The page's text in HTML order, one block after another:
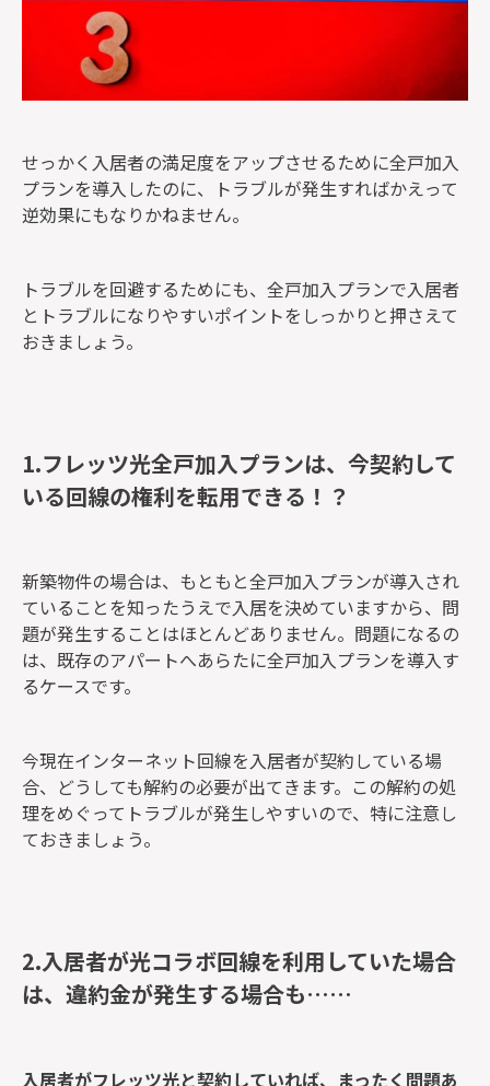
せっかく入居者の満足度をアップさせるために全戸加入
プランを導入したのに、トラブルが発生すればかえって
逆効果にもなりかねません。
トラブルを回避するためにも、全戸加入プランで入居者
とトラブルになりやすいポイントをしっかりと押さえて
おきましょう。
1.フレッツ光全戸加入プランは、今契約して
いる回線の権利を転用できる！？
新築物件の場合は、もともと全戸加入プランが導入され
ていることを知ったうえで入居を決めていますから、問
題が発生することはほとんどありません。問題になるの
は、既存のアパートへあらたに全戸加入プランを導入す
るケースです。
今現在インターネット回線を入居者が契約している場
合、どうしても解約の必要が出てきます。この解約の処
理をめぐってトラブルが発生しやすいので、特に注意し
ておきましょう。
2.入居者が光コラボ回線を利用していた場合
は、違約金が発生する場合も……
入居者がフレッツ光と契約していれば、まったく問題あ